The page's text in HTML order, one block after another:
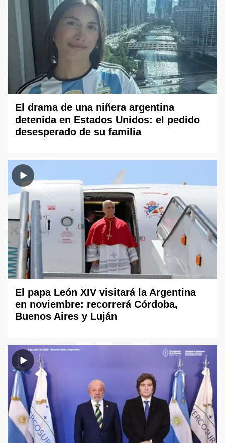
El drama de una niñera argentina
detenida en Estados Unidos: el pedido
desesperado de su familia
El papa León XIV visitará la Argentina
en noviembre: recorrerá Córdoba,
Buenos Aires y Luján